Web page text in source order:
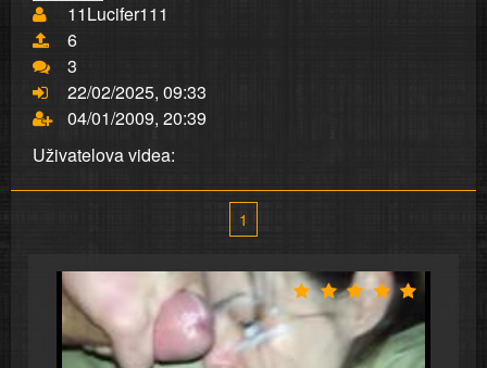
11Lucifer111
6
3
22/02/2025, 09:33
04/01/2009, 20:39
Uživatelova videa:
1